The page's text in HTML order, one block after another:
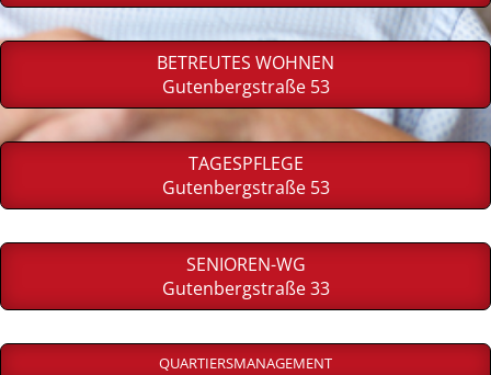
BETREUTES WOHNEN
Gutenbergstraße 53
TAGESPFLEGE
Gutenbergstraße 53
SENIOREN-WG
Gutenbergstraße 33
QUARTIERSMANAGEMENT